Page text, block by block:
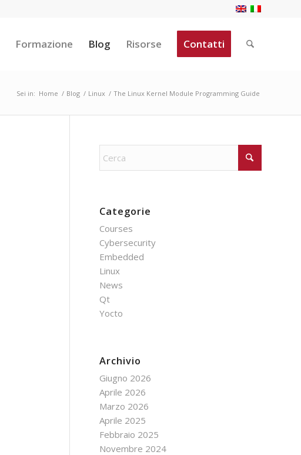
Formazione Blog Risorse Contatti
Sei in: Home / Blog / Linux / The Linux Kernel Module Programming Guide
Categorie
Courses
Cybersecurity
Embedded
Linux
News
Qt
Yocto
Archivio
Giugno 2026
Aprile 2026
Marzo 2026
Aprile 2025
Febbraio 2025
Novembre 2024